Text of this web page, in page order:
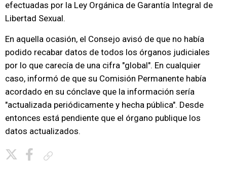
efectuadas por la Ley Orgánica de Garantía Integral de
Libertad Sexual.
En aquella ocasión, el Consejo avisó de que no había
podido recabar datos de todos los órganos judiciales
por lo que carecía de una cifra "global". En cualquier
caso, informó de que su Comisión Permanente había
acordado en su cónclave que la información sería
"actualizada periódicamente y hecha pública". Desde
entonces está pendiente que el órgano publique los
datos actualizados.